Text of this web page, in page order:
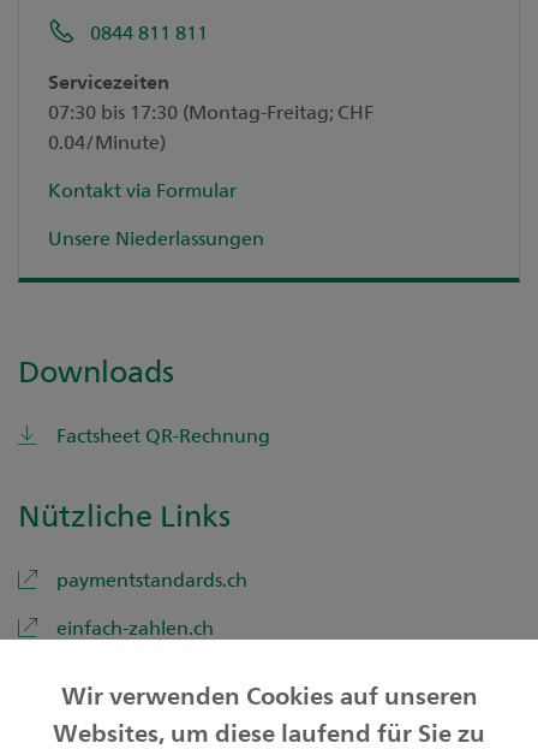
0844 811 811
Servicezeiten
07:30 bis 17:30 (Montag-Freitag; CHF
0.04/Minute)
Kontakt via Formular
Unsere Niederlassungen
Downloads
Factsheet QR-Rechnung
Nützliche Links
paymentstandards.ch
einfach-zahlen.ch
Privatkunden
Wir verwenden Cookies auf unseren
Websites, um diese laufend für Sie zu